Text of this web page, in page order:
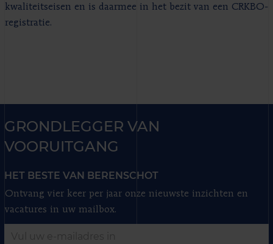
kwaliteitseisen en is daarmee in het bezit van een CRKBO-
registratie.
GRONDLEGGER VAN
VOORUITGANG
HET BESTE VAN BERENSCHOT
Ontvang vier keer per jaar onze nieuwste inzichten en
vacatures in uw mailbox.